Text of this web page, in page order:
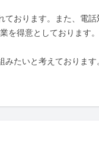
ております。また、電話
を得意としております。
みたいと考えております